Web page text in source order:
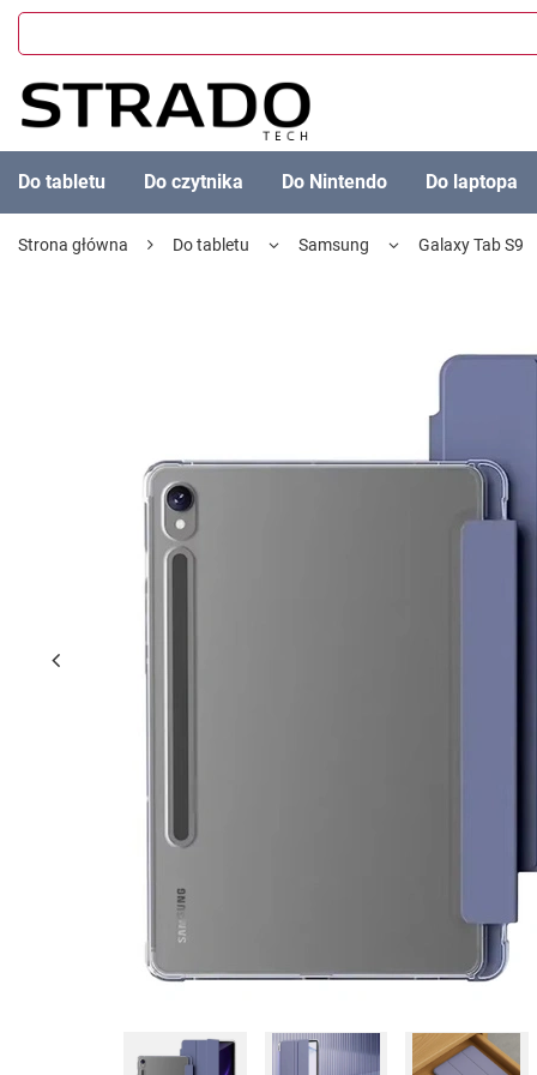
Do tabletu Do czytnika Do Nintendo Do laptopa
Strona główna Do tabletu Samsung Galaxy Tab S9